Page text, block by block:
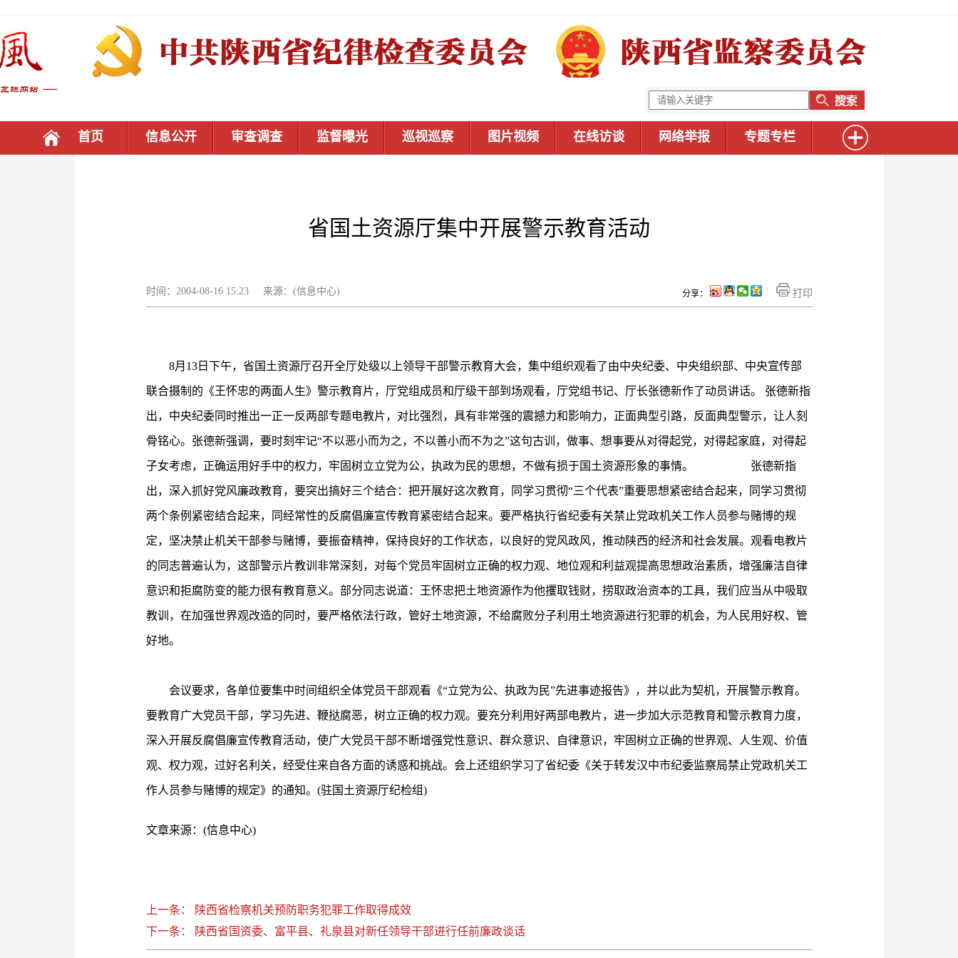
首页 信息公开 审查调查 监督曝光 巡视巡察 图片视频 在线访谈 网络举报 专题专栏
省国土资源厅集中开展警示教育活动
时间：2004-08-16 15:23 来源：(信息中心) 打印
分享：
8月13日下午，省国土资源厅召开全厅处级以上领导干部警示教育大会，集中组织观看了由中央纪委、中央组织部、中央宣传部
联合摄制的《王怀忠的两面人生》警示教育片，厅党组成员和厅级干部到场观看，厅党组书记、厅长张德新作了动员讲话。 张德新指
出，中央纪委同时推出一正一反两部专题电教片，对比强烈，具有非常强的震撼力和影响力，正面典型引路，反面典型警示，让人刻
骨铭心。张德新强调，要时刻牢记“不以恶小而为之，不以善小而不为之”这句古训，做事、想事要从对得起党，对得起家庭，对得起
子女考虑，正确运用好手中的权力，牢固树立立党为公，执政为民的思想，不做有损于国土资源形象的事情。 张德新指
出，深入抓好党风廉政教育，要突出搞好三个结合：把开展好这次教育，同学习贯彻“三个代表”重要思想紧密结合起来，同学习贯彻
两个条例紧密结合起来，同经常性的反腐倡廉宣传教育紧密结合起来。要严格执行省纪委有关禁止党政机关工作人员参与赌博的规
定，坚决禁止机关干部参与赌博，要振奋精神，保持良好的工作状态，以良好的党风政风，推动陕西的经济和社会发展。观看电教片
的同志普遍认为，这部警示片教训非常深刻，对每个党员牢固树立正确的权力观、地位观和利益观提高思想政治素质，增强廉洁自律
意识和拒腐防变的能力很有教育意义。部分同志说道：王怀忠把土地资源作为他攫取钱财，捞取政治资本的工具，我们应当从中吸取
教训，在加强世界观改造的同时，要严格依法行政，管好土地资源，不给腐败分子利用土地资源进行犯罪的机会，为人民用好权、管
好地。
会议要求，各单位要集中时间组织全体党员干部观看《“立党为公、执政为民”先进事迹报告》，并以此为契机，开展警示教育。
要教育广大党员干部，学习先进、鞭挞腐恶，树立正确的权力观。要充分利用好两部电教片，进一步加大示范教育和警示教育力度，
深入开展反腐倡廉宣传教育活动，使广大党员干部不断增强党性意识、群众意识、自律意识，牢固树立正确的世界观、人生观、价值
观、权力观，过好名利关，经受住来自各方面的诱惑和挑战。会上还组织学习了省纪委《关于转发汉中市纪委监察局禁止党政机关工
作人员参与赌博的规定》的通知。(驻国土资源厅纪检组)
文章来源：(信息中心)
上一条： 陕西省检察机关预防职务犯罪工作取得成效
下一条： 陕西省国资委、富平县、礼泉县对新任领导干部进行任前廉政谈话